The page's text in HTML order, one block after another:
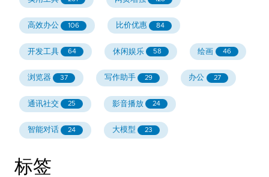
高效办公 106 比价优惠 84
开发工具 64 休闲娱乐 58 绘画 46
浏览器 37 写作助手 29 办公 27
通讯社交 25 影音播放 24
智能对话 24 大模型 23
标签